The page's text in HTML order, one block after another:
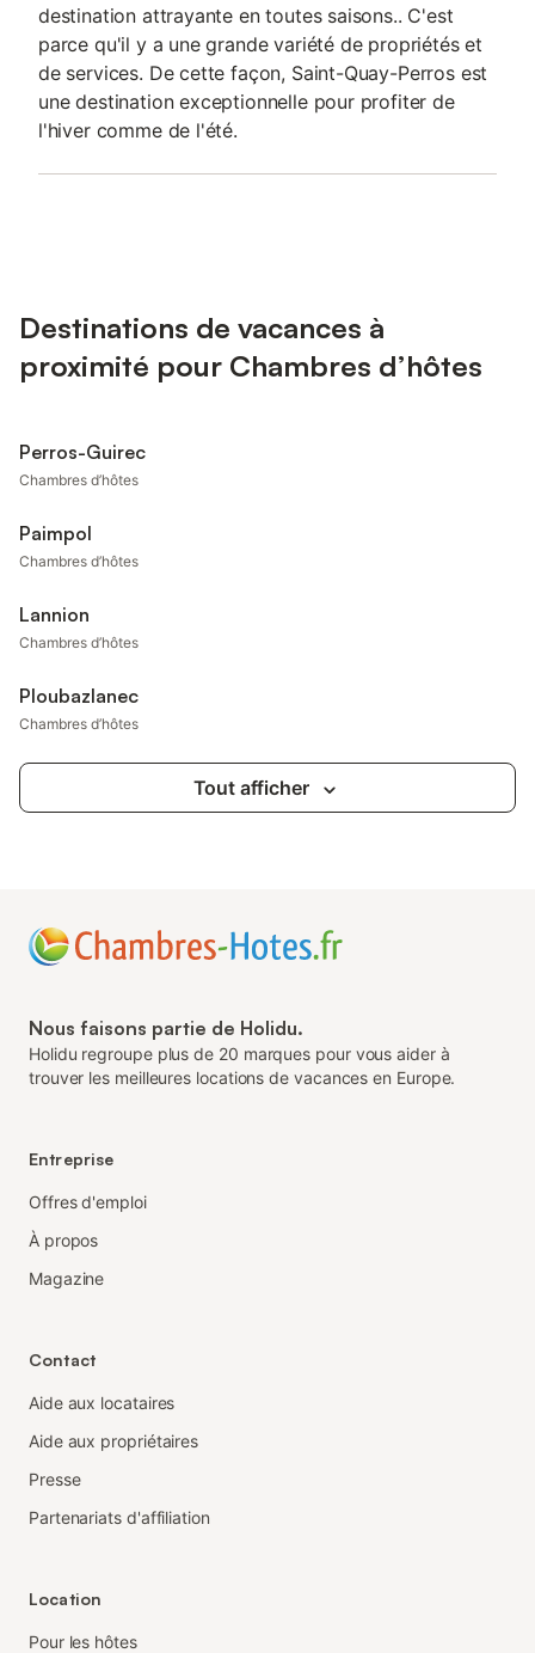
destination attrayante en toutes saisons.. C'est
parce qu'il y a une grande variété de propriétés et
de services. De cette façon, Saint-Quay-Perros est
une destination exceptionnelle pour profiter de
l'hiver comme de l'été.
Destinations de vacances à
proximité pour Chambres d’hôtes
Perros-Guirec
Chambres d’hôtes
Paimpol
Chambres d’hôtes
Lannion
Chambres d’hôtes
Ploubazlanec
Chambres d’hôtes
Tout afficher
Nous faisons partie de Holidu.
Holidu regroupe plus de 20 marques pour vous aider à
trouver les meilleures locations de vacances en Europe.
Entreprise
Offres d'emploi
À propos
Magazine
Contact
Aide aux locataires
Aide aux propriétaires
Presse
Partenariats d'affiliation
Location
Pour les hôtes